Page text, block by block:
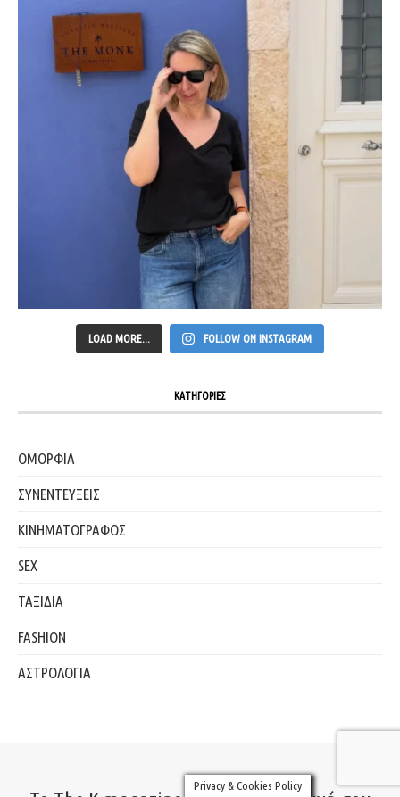
LOAD MORE... FOLLOW ON INSTAGRAM
ΚΑΤΗΓΟΡΙΕΣ
ΟΜΟΡΦΙΑ
ΣΥΝΕΝΤΕΥΞΕΙΣ
ΚΙΝΗΜΑΤΟΓΡΑΦΟΣ
SEX
ΤΑΞΙΔΙΑ
FASHION
ΑΣΤΡΟΛΟΓΙΑ
Privacy & Cookies Policy